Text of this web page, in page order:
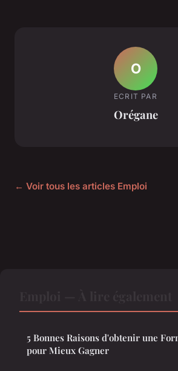
O
ECRIT PAR
Orégane
← Voir tous les articles Emploi
5 Bonnes Raisons d'obtenir une
pour Mieux Gagner